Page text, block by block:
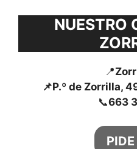
NUESTRO
📍
📌P.º de Zorrilla,
📞663